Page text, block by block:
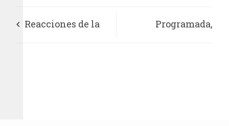
Reacciones de la Programada,